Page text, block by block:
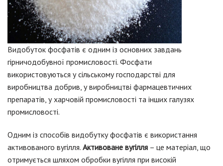
Видобуток фосфатів є одним із основних завдань
гірничодобувної промисловості. Фосфати
використовуються у сільському господарстві для
виробництва добрив, у виробництві фармацевтичних
препаратів, у харчовій промисловості та інших галузях
промисловості.
Одним із способів видобутку фосфатів є використання
активованого вугілля. Активоване вугілля – це матеріал, що
отримується шляхом обробки вугілля при високій